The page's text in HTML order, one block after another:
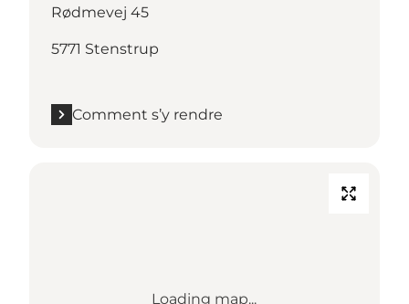
Rødmevej 45
5771 Stenstrup
Comment s’y rendre
Loading map...